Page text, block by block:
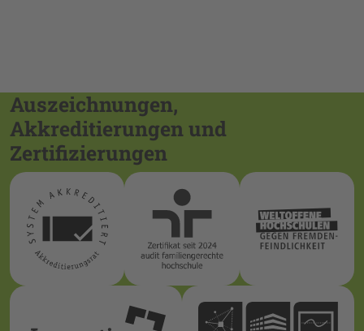
Auszeichnungen,
Akkreditierungen und
Zertifizierungen